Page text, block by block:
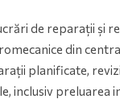
de reparații și
din
planificate,
inclusiv preluarea